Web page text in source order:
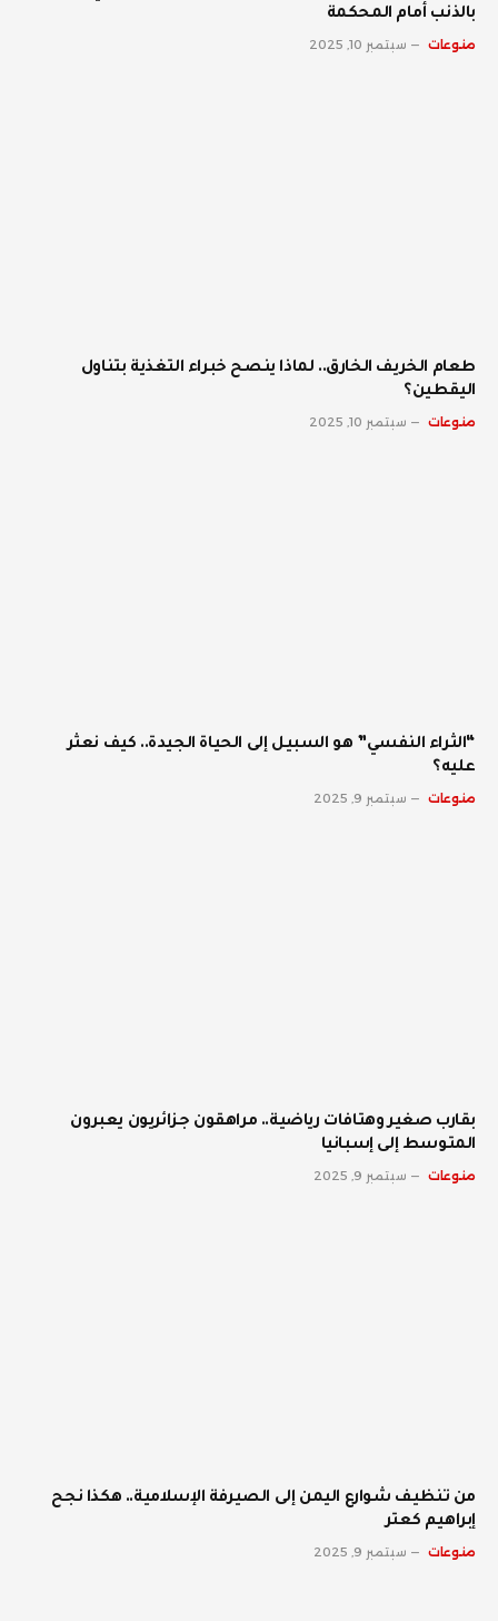
بالذنب أمام المحكمة
منوعات سبتمبر 10, 2025
طعام الخريف الخارق.. لماذا ينصح خبراء التغذية بتناول
اليقطين؟
منوعات سبتمبر 10, 2025
“الثراء النفسي” هو السبيل إلى الحياة الجيدة.. كيف نعثر
عليه؟
منوعات سبتمبر 9, 2025
بقارب صغير وهتافات رياضية.. مراهقون جزائريون يعبرون
المتوسط إلى إسبانيا
منوعات سبتمبر 9, 2025
من تنظيف شوارع اليمن إلى الصيرفة الإسلامية.. هكذا نجح
إبراهيم كعتر
منوعات سبتمبر 9, 2025